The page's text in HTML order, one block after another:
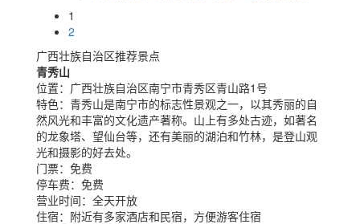
1
2
广西壮族自治区推荐景点
青秀山
位置： 广西壮族自治区南宁市青秀区青山路1号
特色： 青秀山是南宁市的标志性景观之一，以其秀丽的自
然风光和丰富的文化遗产著称。山上有多处古迹，如著名
的龙象塔、望仙台等，还有美丽的湖泊和竹林，是登山观
光和摄影的好去处。
门票： 免费
停车费： 免费
营业时间： 全天开放
住宿： 附近有多家酒店和民宿，方便游客住宿